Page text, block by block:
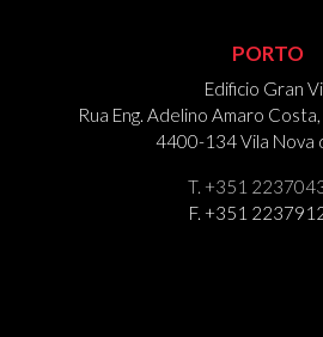
PORTO
Edificio Gran
Rua Eng. Adelino Amaro Costa,
4400-134 Vila Nova
T. +351
F. +351